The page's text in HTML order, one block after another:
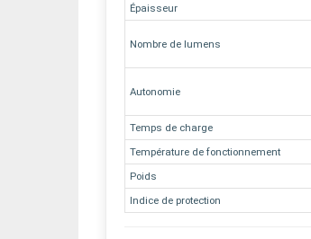
Épaisseur
Nombre de lumens
Autonomie
Temps de charge
Température de fonctionnement
Poids
Indice de protection